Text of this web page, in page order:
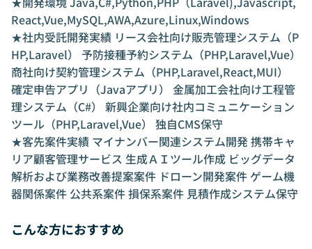
React,Vue,MySQL,AWA,Azure,Linux,Windows
★社内受託開発実績 リース会社向け販売管理システム（P
HP,Laravel） 予防接種予約システム（PHP,Laravel,Vue）
商社向け契約管理システム（PHP,Laravel,React,MUI）
確定申告アプリ（Javaアプリ） 金属加工会社向け工程管
理システム（C#） 新興企業向け社内コミュニケーション
ツール（PHP,Laravel,Vue） 独自CMS保守
★客先案件実績 マイナンバー関連システム開発 携帯キャ
リア顧客管理サービス 生成ＡＩツール作成 ビッグデータ
解析および業務改善提案案件 ドローン開発案件 ゲーム機
器関係案件 公共系案件 損保系案件 見積作成システム保守
こんな方におすすめ